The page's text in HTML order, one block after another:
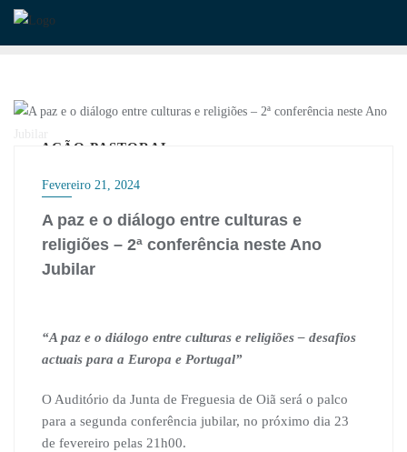
Skip
AÇÃO PASTORAL
Fevereiro 21, 2024
A paz e o diálogo entre culturas e
religiões – 2ª conferência neste Ano
Jubilar
“A paz e o diálogo entre culturas e religiões – desafios
actuais para a Europa e Portugal”
O Auditório da Junta de Freguesia de Oiã será o palco
para a segunda conferência jubilar, no próximo dia 23
de fevereiro pelas 21h00.